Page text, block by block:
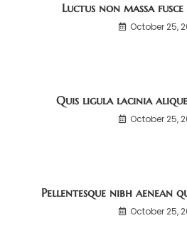
Luctus non massa
October 25,
Quis ligula lacinia
October 25,
Pellentesque nibh aenean
October 25,